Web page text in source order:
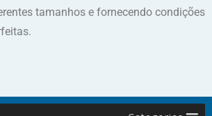
tamanhos e fornecendo condições